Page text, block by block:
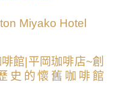
Miyako Hotel